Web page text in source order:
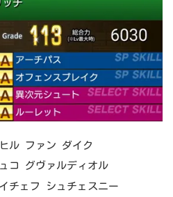
ル ファン ダイク
コ グヴァルディオル
チェフ シュチェスニー